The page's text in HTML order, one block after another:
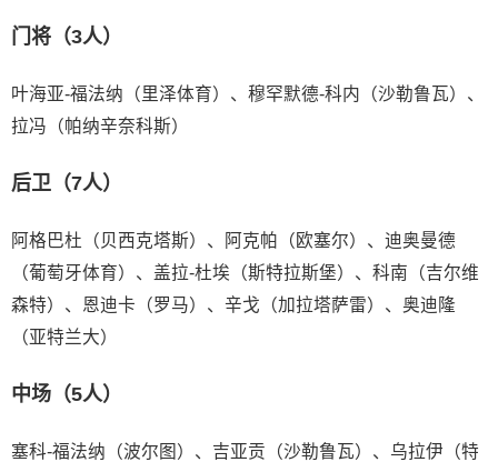
门将（3人）
叶海亚-福法纳（里泽体育）、穆罕默德-科内（沙勒鲁瓦）、
拉冯（帕纳辛奈科斯）
后卫（7人）
阿格巴杜（贝西克塔斯）、阿克帕（欧塞尔）、迪奥曼德
（葡萄牙体育）、盖拉-杜埃（斯特拉斯堡）、科南（吉尔维
森特）、恩迪卡（罗马）、辛戈（加拉塔萨雷）、奥迪隆
（亚特兰大）
中场（5人）
塞科-福法纳（波尔图）、吉亚贡（沙勒鲁瓦）、乌拉伊（特